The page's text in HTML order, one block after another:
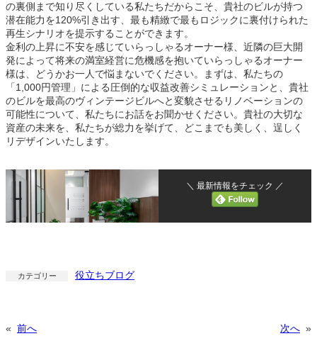
の裏側まで知り尽くしている私たちだからこそ、貴社のビルが持つ
潜在能力を120%引き出す、最も精緻で最もロジックに裏付けられた
再生シナリオを提示することができます。
金利の上昇に不安を感じていらっしゃるオーナー様、近隣の巨大開
発によって将来の満室経営に危機感を抱いていらっしゃるオーナー
様は、どうかお一人で悩まないでください。まずは、私たちの
「1,000円管理」による圧倒的な収益改善シミュレーションと、貴社
のビルを最高のヴィンテージビルへと変貌させるリノベーションの
可能性について、私たちにお話をお聞かせください。貴社の大切な
資産の未来を、私たちが総力を挙げて、どこまでも美しく、逞しく
リデザインいたします。
＼ 最新情報をチェック ／
カテゴリー 役立ちブログ
« 前へ 次へ »